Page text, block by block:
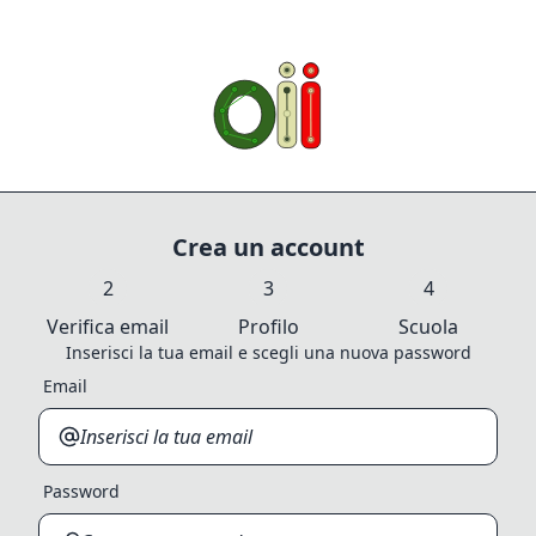
Crea un account
Verifica email Profilo Scuola
Inserisci la tua email e scegli una nuova password
Email
Password